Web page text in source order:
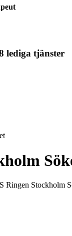
lediga tjänster
Ringen Stockholm